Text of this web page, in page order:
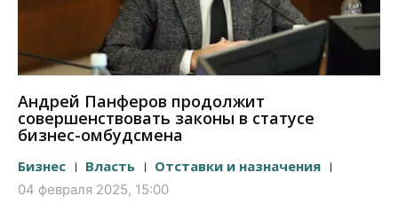
Андрей Панферов продолжит
совершенствовать законы в статусе
бизнес-омбудсмена
Бизнес Власть Отставки и назначения
04 февраля 2025, 15:00